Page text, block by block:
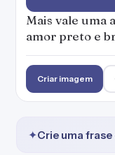
Mais vale uma
amor preto e
Criar imagem
✦Crie uma